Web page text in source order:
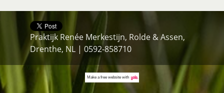
Praktijk Renée Merkestijn, Rolde & Assen,
Drenthe, NL | 0592-858710
Make afree websitewith